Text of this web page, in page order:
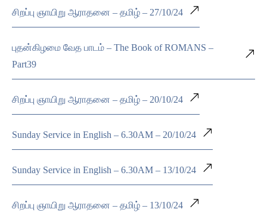
சிறப்பு ஞாயிறு ஆராதனை – தமிழ் – 27/10/24
புதன்கிழமை வேத பாடம் – The Book of ROMANS –
Part39
சிறப்பு ஞாயிறு ஆராதனை – தமிழ் – 20/10/24
Sunday Service in English – 6.30AM – 20/10/24
Sunday Service in English – 6.30AM – 13/10/24
சிறப்பு ஞாயிறு ஆராதனை – தமிழ் – 13/10/24